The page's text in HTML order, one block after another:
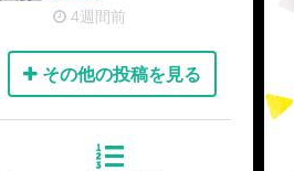
4週間前
その他の投稿を見る